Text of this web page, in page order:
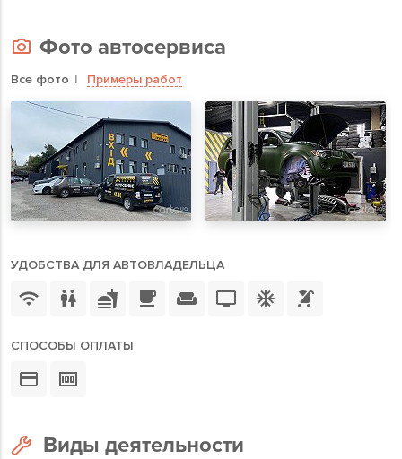
Фото автосервиса
Все фото Примеры работ
УДОБСТВА ДЛЯ АВТОВЛАДЕЛЬЦА
СПОСОБЫ ОПЛАТЫ
Виды деятельности